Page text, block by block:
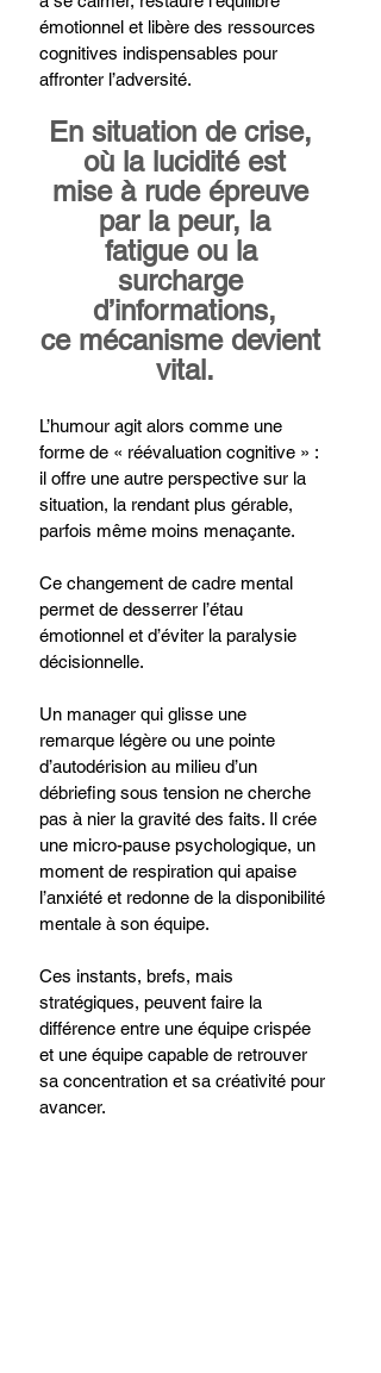
émotionnel et libère des ressources
cognitives indispensables pour
affronter l’adversité.
En situation de crise,
où la lucidité est
mise à rude épreuve
par la peur, la
fatigue ou la
surcharge
d’informations,
ce mécanisme devient
vital.
L’humour agit alors comme une
forme de « réévaluation cognitive » :
il offre une autre perspective sur la
situation, la rendant plus gérable,
parfois même moins menaçante.
Ce changement de cadre mental
permet de desserrer l’étau
émotionnel et d’éviter la paralysie
décisionnelle.
Un manager qui glisse une
remarque légère ou une pointe
d’autodérision au milieu d’un
débriefing sous tension ne cherche
pas à nier la gravité des faits. Il crée
une micro-pause psychologique, un
moment de respiration qui apaise
l’anxiété et redonne de la disponibilité
mentale à son équipe.
Ces instants, brefs, mais
stratégiques, peuvent faire la
différence entre une équipe crispée
et une équipe capable de retrouver
sa concentration et sa créativité pour
avancer.